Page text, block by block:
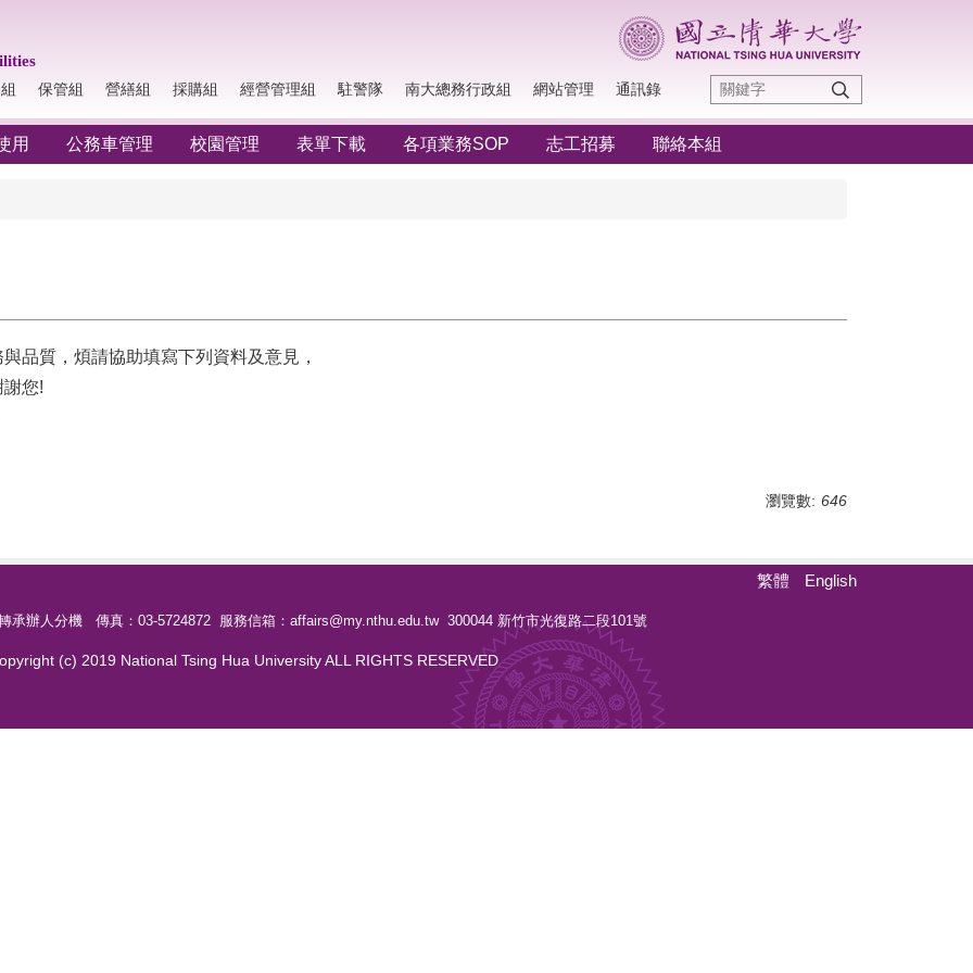
保管組 營繕組 採購組 經營管理組 駐警隊 南大總務行政組 網站管理
通訊錄
用 公務車管理 校園管理 表單下載 各項業務SOP 志工招募 聯絡本組
品質，煩請協助填寫下列資料及意見，
您!
瀏覽數: 646
繁體 English
承辦人分機 傳真：03-5724872 服務信箱：affairs@my.nthu.edu.tw 300044 新竹市光復路二段101號
(c) 2019 National Tsing Hua University ALL RIGHTS RESERVED